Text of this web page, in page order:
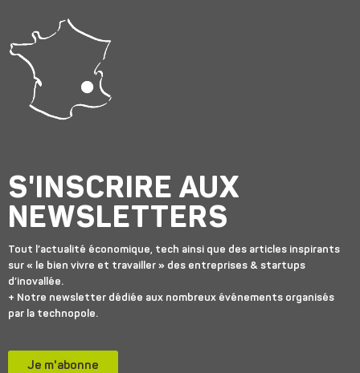
S'INSCRIRE AUX
NEWSLETTERS
Tout l’actualité économique, tech ainsi que des articles inspirants
sur « le bien vivre et travailler » des entreprises & startups
d’inovallée.
+ Notre newsletter dédiée aux nombreux événements organisés
par la technopole.
Je m'abonne